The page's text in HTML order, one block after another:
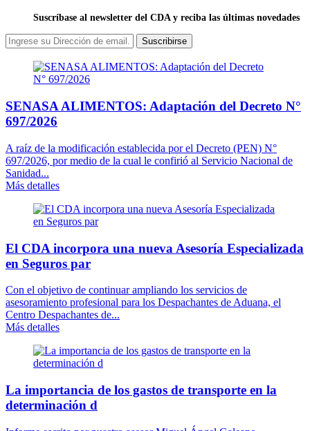
Suscríbase al newsletter del CDA y reciba las últimas novedades
Suscribirse
SENASA ALIMENTOS: Adaptación del Decreto N°
697/2026
A raíz de la modificación establecida por el Decreto (PEN) N°
697/2026, por medio de la cual le confirió al Servicio Nacional de
Sanidad...
Más detalles
El CDA incorpora una nueva Asesoría Especializada
en Seguros par
Con el objetivo de continuar ampliando los servicios de
asesoramiento profesional para los Despachantes de Aduana, el
Centro Despachantes de...
Más detalles
La importancia de los gastos de transporte en la
determinación d